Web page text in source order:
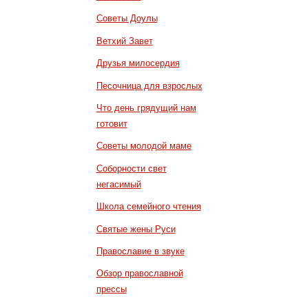
Советы Доулы
Ветхий Завет
Друзья милосердия
Песочница для взрослых
Что день грядущий нам
готовит
Советы молодой маме
Соборности свет
негасимый
Школа семейного чтения
Святые жены Руси
Православие в звуке
Обзор православной
прессы